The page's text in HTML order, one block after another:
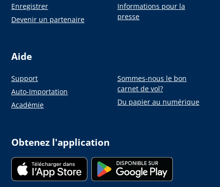
Enregistrer
Devenir un partenaire
Informations pour la
presse
Aide
Support
Auto-Importation
Académie
Sommes-nous le bon
carnet de vol?
Du papier au numérique
Obtenez l'application